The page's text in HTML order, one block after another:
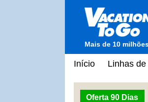
Mais de 10
Início Linhas
Oferta 90 Dias